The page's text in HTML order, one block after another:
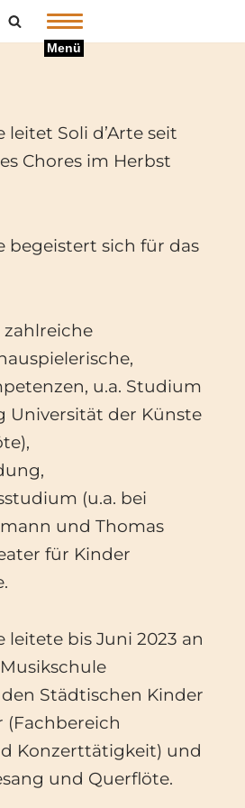
Menü
Soli d’Arte seit
Chores im Herbst
begeistert sich für das
zahlreiche
u.a. Studium
Universität der Künste
(u.a. bei
und Thomas
für Kinder
leitete bis Juni 2023 an
Städtischen Kinder
Konzerttätigkeit) und
und Querflöte.